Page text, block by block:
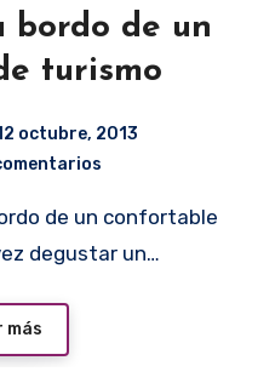
bordo de un
turismo
octubre, 2013
degustar un…
más